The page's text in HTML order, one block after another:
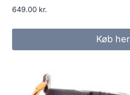
649.00 kr.
Køb her